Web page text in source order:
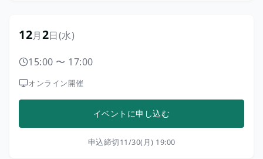
12月2日(水)
15:00 〜 17:00
オンライン開催
イベントに申し込む
申込締切11/30(月) 19:00